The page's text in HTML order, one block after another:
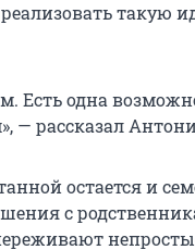
такую
Есть одна
— рассказал
остается и
с